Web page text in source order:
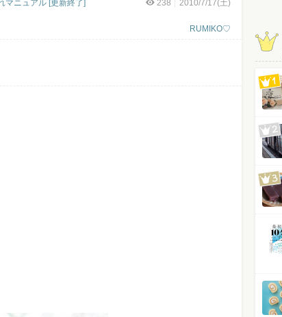
238 2010/7/17(土)
RUMIKO♡
マニュアル [更新終了]